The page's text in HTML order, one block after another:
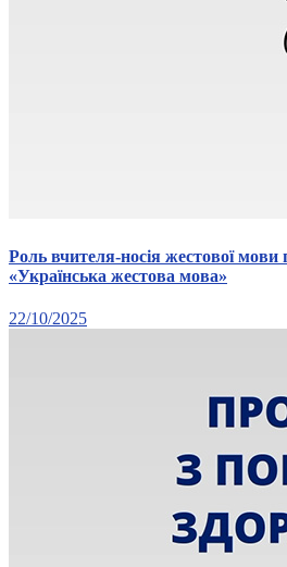
Роль вчителя-носія жестової мови
«Українська жестова мова»
22/10/2025